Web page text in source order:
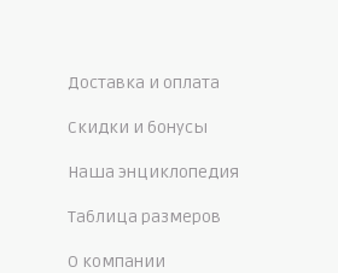
Доставка и оплата
Скидки и бонусы
Наша энциклопедия
Таблица размеров
О компании